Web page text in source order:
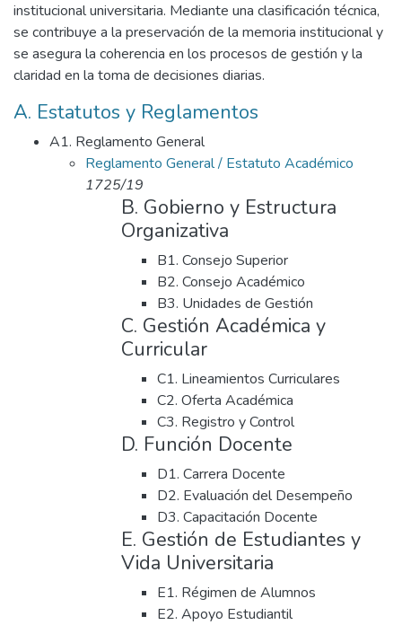
institucional universitaria. Mediante una clasificación técnica,
se contribuye a la preservación de la memoria institucional y
se asegura la coherencia en los procesos de gestión y la
claridad en la toma de decisiones diarias.
A. Estatutos y Reglamentos
A1. Reglamento General
Reglamento General / Estatuto Académico
1725/19
B. Gobierno y Estructura
Organizativa
B1. Consejo Superior
B2. Consejo Académico
B3. Unidades de Gestión
C. Gestión Académica y
Curricular
C1. Lineamientos Curriculares
C2. Oferta Académica
C3. Registro y Control
D. Función Docente
D1. Carrera Docente
D2. Evaluación del Desempeño
D3. Capacitación Docente
E. Gestión de Estudiantes y
Vida Universitaria
E1. Régimen de Alumnos
E2. Apoyo Estudiantil